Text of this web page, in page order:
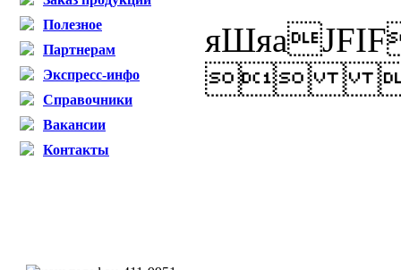
Полезное
Партнерам
Экспресс-инфо
Справочники
Вакансии
Контакты